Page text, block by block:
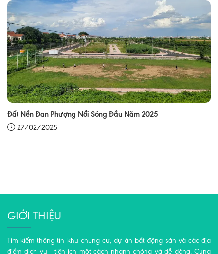
Đất Nền Đan Phượng Nổi Sóng Đầu Năm 2025
27/02/2025
GIỚI THIỆU
Tìm kiếm thông tin khu chung cư, dự án bất động sản và các địa
điểm dịch vụ - tiện ích một cách nhanh chóng và dễ dàng. Cung